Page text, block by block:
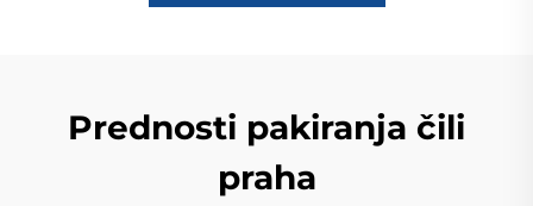
Prednosti pakiranja čili
praha